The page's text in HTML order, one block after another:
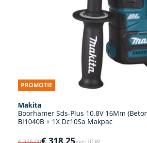
PROMOTIE
Makita
Boorhamer Sds-Plus 10.8V 16Mm
Bl1040B + 1X Dc10Sa Makpac